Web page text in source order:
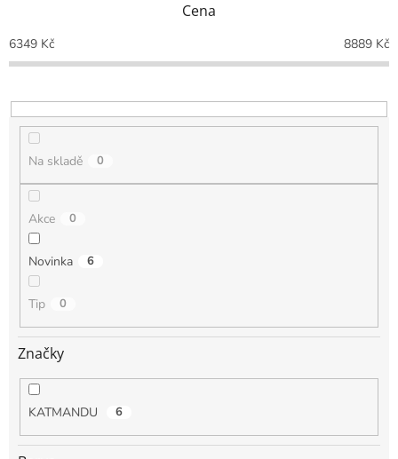
o
d
k
t
Cena
6349 Kč 8889 Kč
Na skladě 0
Akce 0
Novinka 6
Tip 0
Značky
KATMANDU 6